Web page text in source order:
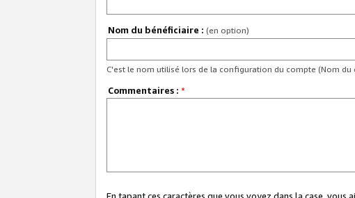
Nom du bénéficiaire : (en option)
C'est le nom utilisé lors de la configuration du compte (Nom du
Commentaires : *